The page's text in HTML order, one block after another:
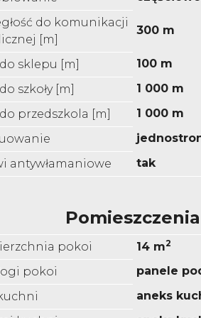
do komunikacji
[m]
300 m
sklepu [m]
100 m
szkoły [m]
1 000 m
przedszkola [m]
1 000 m
antywłamaniowe
tak
Pomieszczenia
pokoi 14 m2
pokoi
panele
aneks